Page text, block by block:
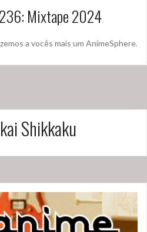
Mixtape 2024
a vocês mais um AnimeSphere.
Shikkaku